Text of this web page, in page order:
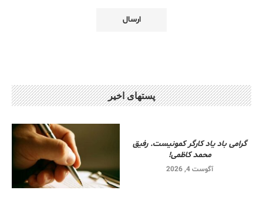
پستهای اخیر
گرامی باد یاد کارگر کمونیست. رفیق
محمد کاظمی!
آگوست 4, 2026